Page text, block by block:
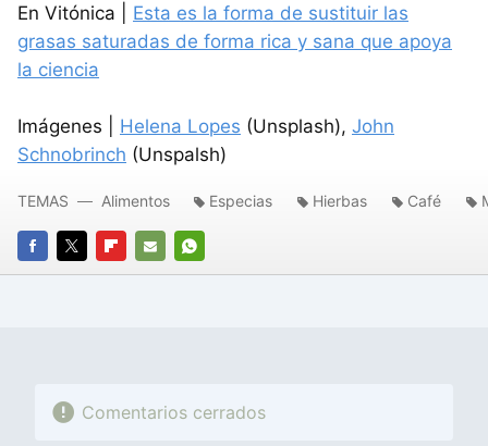
En Vitónica | Esta es la forma de sustituir las
grasas saturadas de forma rica y sana que apoya
la ciencia
Imágenes | Helena Lopes (Unsplash), John
Schnobrinch (Unspalsh)
FACEBOOK
TWITTERFLIPBOARD
E-
WHATSAPP
TEMAS Alimentos Especias Hierbas Café
Comentarios cerrados